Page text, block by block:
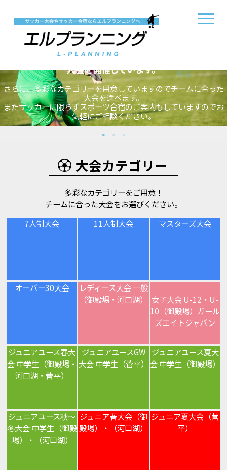
エルプランニングでは
11人制サッカー・7人制サッカー・フットサルの
大会を開催しています。
さらに、多彩なカテゴリーを用意していますのでチームに合った
大会を選べます。
またサッカーに限らずスポーツ合宿のご案内もしていますのでお
気軽にご相談ください。
大会カテゴリー
多彩なカテゴリーをご用意！
チームに合った大会をお選びください。
7人制大会
11人制大会 マスターズ大会
オーバー30大会
レディース大会 一般
（御殿場・河口湖）
女子大会 U-12・U-
10（御殿場）ガール
ズエイトジャパン
ジュニアユース春大
会 中学生（御殿場・
河口湖・菅平）
ジュニアユースGW
大会 中学生（菅平）
ジュニアユース夏大
会 中学生（御殿場）
ジュニアユース秋～
冬大会 中学生（御殿
場）・（河口湖）
ジュニア春大会（御
殿場）・（河口湖）
ジュニア夏大会（菅
平）